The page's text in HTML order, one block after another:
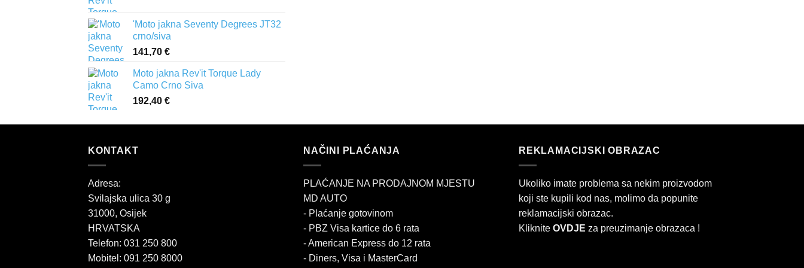
'Moto jakna Seventy Degrees JT32
crno/siva
141,70 €
Moto jakna Rev'it Torque Lady
Camo Crno Siva
192,40 €
KONTAKT
Adresa:
Svilajska ulica 30 g
31000, Osijek
HRVATSKA
Telefon: 031 250 800
Mobitel: 091 250 8000
NAČINI PLAĆANJA
PLAĆANJE NA PRODAJNOM MJESTU
MD AUTO
- Plaćanje gotovinom
- PBZ Visa kartice do 6 rata
- American Express do 12 rata
- Diners, Visa i MasterCard
REKLAMACIJSKI OBRAZAC
Ukoliko imate problema sa nekim proizvodom
koji ste kupili kod nas, molimo da popunite
reklamacijski obrazac.
Kliknite OVDJE za preuzimanje obrazaca !